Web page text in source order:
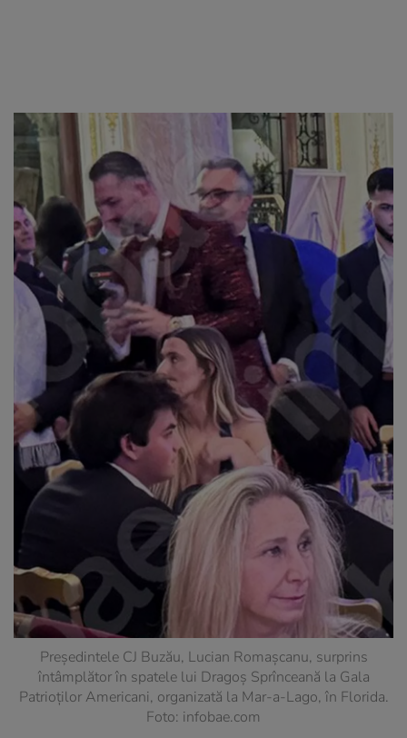
Președintele CJ Buzău, Lucian Romașcanu, surprins
întâmplător în spatele lui Dragoș Sprînceană la Gala
Patrioților Americani, organizată la Mar-a-Lago, în Florida.
Foto: infobae.com